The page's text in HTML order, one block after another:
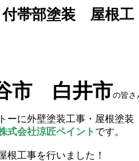
帯部塗装 屋根工
市　白井市の皆さ
ーに外壁塗装工事・屋根塗装
式会社涼匠ペイント です。
根工事を行いました！